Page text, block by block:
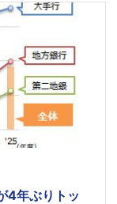
4年ぶりトッ